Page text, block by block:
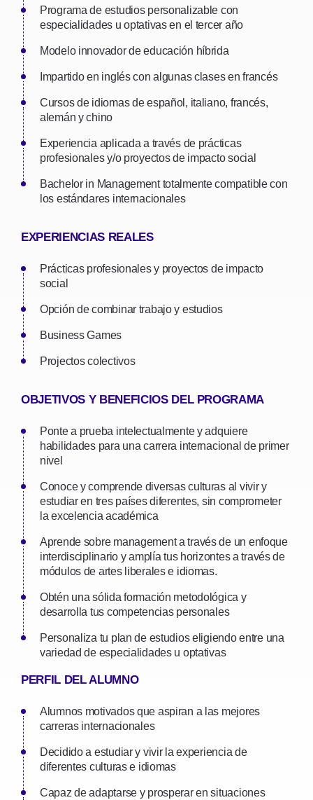
Programa de estudios personalizable con
especialidades u optativas en el tercer año
Modelo innovador de educación híbrida
Impartido en inglés con algunas clases en francés
Cursos de idiomas de español, italiano, francés,
alemán y chino
Experiencia aplicada a través de prácticas
profesionales y/o proyectos de impacto social
Bachelor in Management totalmente compatible con
los estándares internacionales
EXPERIENCIAS REALES
Prácticas profesionales y proyectos de impacto
social
Opción de combinar trabajo y estudios
Business Games
Projectos colectivos
OBJETIVOS Y BENEFICIOS DEL PROGRAMA
Ponte a prueba intelectualmente y adquiere
habilidades para una carrera internacional de primer
nivel
Conoce y comprende diversas culturas al vivir y
estudiar en tres países diferentes, sin comprometer
la excelencia académica
Aprende sobre management a través de un enfoque
interdisciplinario y amplía tus horizontes a través de
módulos de artes liberales e idiomas.
Obtén una sólida formación metodológica y
desarrolla tus competencias personales
Personaliza tu plan de estudios eligiendo entre una
variedad de especialidades u optativas
PERFIL DEL ALUMNO
Alumnos motivados que aspiran a las mejores
carreras internacionales
Decidido a estudiar y vivir la experiencia de
diferentes culturas e idiomas
Capaz de adaptarse y prosperar en situaciones